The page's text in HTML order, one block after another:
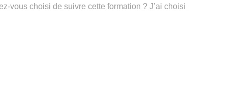
vous choisi de suivre cette formation ? J’ai choisi